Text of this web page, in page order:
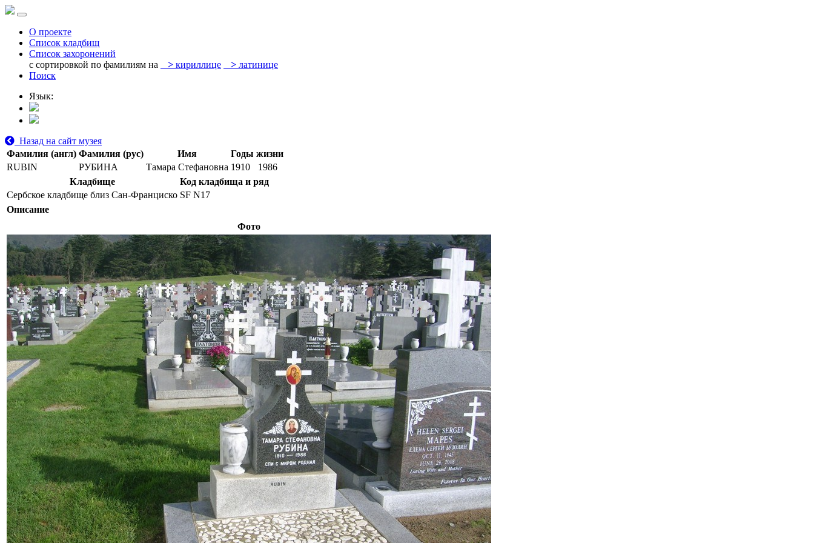
О проекте
Список кладбищ
Список захоронений
с сортировкой по фамилиям на
> кириллице > латинице
Поиск
Язык:
Назад на сайт музея
Фамилия (англ) Фамилия (рус) Имя
Годы жизни
RUBIN
РУБИНА Тамара Стефановна 1910
1986
Кладбище
Код кладбища и ряд
Сербское кладбище близ Сан-Франциско SF N17
Описание
Фото